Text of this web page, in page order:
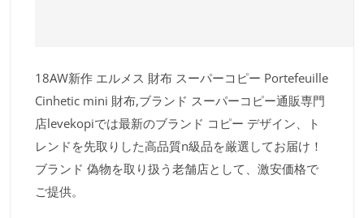
18AW新作 エルメス 財布 スーパーコピー Portefeuille
Cinhetic mini 財布,ブランド スーパーコピー通販専門
店levekopiでは最新のブランド コピー デザイン、ト
レンドを先取りした高品質n級品を厳選してお届け！
ブランド 偽物を取り扱う老舗店として、激安価格で
ご提供。